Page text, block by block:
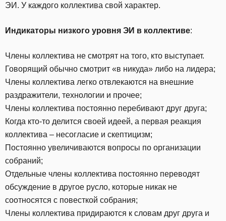
ЭИ. У каждого коллектива свой характер.
Индикаторы низкого уровня ЭИ в коллективе:
Члены коллектива не смотрят на того, кто выступает.
Говорящий обычно смотрит «в никуда» либо на лидера;
Члены коллектива легко отвлекаются на внешние
раздражители, технологии и прочее;
Члены коллектива постоянно перебивают друг друга;
Когда кто-то делится своей идеей, а первая реакция
коллектива – несогласие и скептицизм;
Постоянно увеличиваются вопросы по организации
собраний;
Отдельные члены коллектива постоянно переводят
обсуждение в другое русло, которые никак не
соотносятся с повесткой собрания;
Члены коллектива придираются к словам друг друга и